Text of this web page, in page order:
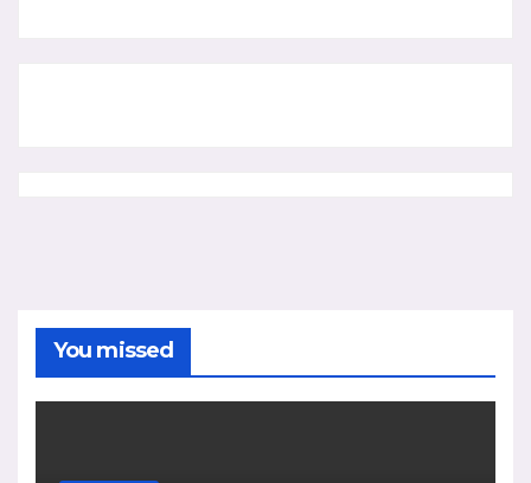
You missed